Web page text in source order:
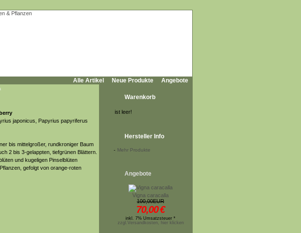
Alle Artikel Neue Produkte Angebote
japonicus, Papyrius papyriferus
bis mittelgroßer, rundkroniger Baum
2 bis 3-gelappten, tiefgrünen Blättern.
und kugeligen Pinselblüten
gefolgt von orange-roten
Warenkorb
ist leer!
Hersteller Info
- Mehr Produkte
Angebote
Vigna caracalla
100,00EUR
70,00€
inkl. 7% Umsatzsteuer *
zzgl.Versandkosten, hier klicken